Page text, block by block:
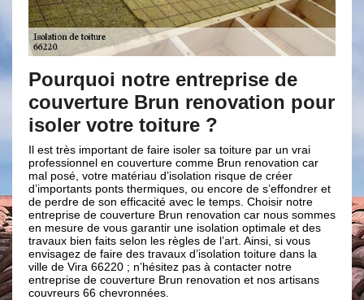
notre entreprise de
Brun renovation pour
toiture ?
de faire isoler sa toiture par un vrai
en couverture comme Brun renovation car
matériau d’isolation risque de créer
ponts thermiques, ou encore de s’effondrer et
son efficacité avec le temps. Choisir notre
couverture Brun renovation car nous sommes
vous garantir une isolation optimale et des
selon les règles de l’art. Ainsi, si vous
faire des travaux d’isolation toiture dans la
; n’hésitez pas à contacter notre
couverture Brun renovation et nos artisans
chevronnées.
Brun
travaux
pour objectif de limiter
nécessaire de
pour votre tranquillité
l’isolation phonique
celle-ci soit
appel à un
renovation pour que
bien aux normes et
fonctionnements.